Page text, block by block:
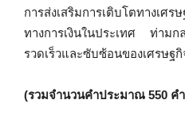
การส่งเสริมการเติบโตทางเศร
ทางการเงินในประเทศ ท่ามก
รวดเร็วและซับซ้อนของเศรษฐ
(รวมจำนวนคำประมาณ 550 ค